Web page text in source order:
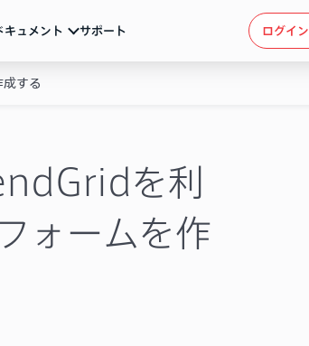
ビナーなど
ティス
キュメント サポート ログイン
する
を利
ォームを作